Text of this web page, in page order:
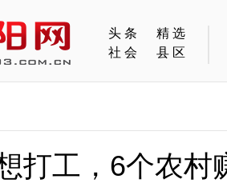
头条
精选
社会
县区
打工，6个农村